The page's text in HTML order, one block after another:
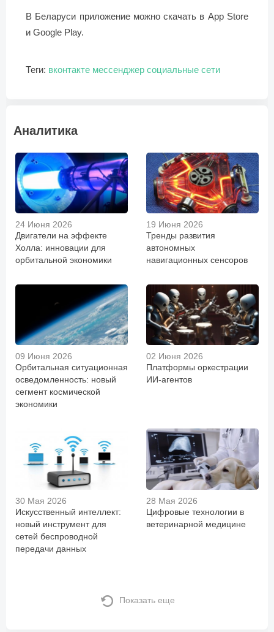
В Беларуси приложение можно скачать в App Store
и Google Play.
Теги: вконтакте мессенджер социальные сети
Аналитика
24 Июня 2026
Двигатели на эффекте
Холла: инновации для
орбитальной экономики
19 Июня 2026
Тренды развития
автономных
навигационных сенсоров
09 Июня 2026
Орбитальная ситуационная
осведомленность: новый
сегмент космической
экономики
02 Июня 2026
Платформы оркестрации
ИИ-агентов
30 Мая 2026
Искусственный интеллект:
новый инструмент для
сетей беспроводной
передачи данных
28 Мая 2026
Цифровые технологии в
ветеринарной медицине
Показать еще